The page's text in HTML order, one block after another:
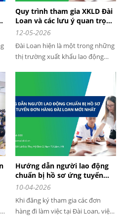
Quy trình tham gia XKLD Đài
Loan và các lưu ý quan trọng
khi đi XKLD Đài Loan
12-05-2026
Đài Loan hiện là một trong những
thị trường xuất khẩu lao động
chọn nhờ mức lương ổn định, chi
phí hợp lý và nhiều đơn hàng đa
dạng. Đặc biệt, quy trình tham gia
XKLD Đài Loan hiện nay khá đơn
giản, thời gian xuất cảnh nhanh
nếu hồ sơ đầy đủ và phù hợp.
Hướng dẫn người lao động
chuẩn bị hồ sơ ứng tuyển
đơn hàng đài loan chi tiết tại
Sao Mai
10-04-2026
Khi đăng ký tham gia các đơn
hàng đi làm việc tại Đài Loan, việc